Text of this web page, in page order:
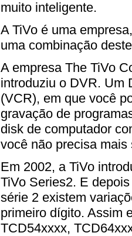
muito inteligente.
A TiVo é uma
uma combinação
A empresa The TiVo
introduziu o DVR. Um
(VCR), em que você
gravação de
disk de computador
você não precisa
Em 2002, a TiVo
TiVo Series2. E
série 2 existem
primeiro dígito. Assim
TCD54xxxx,